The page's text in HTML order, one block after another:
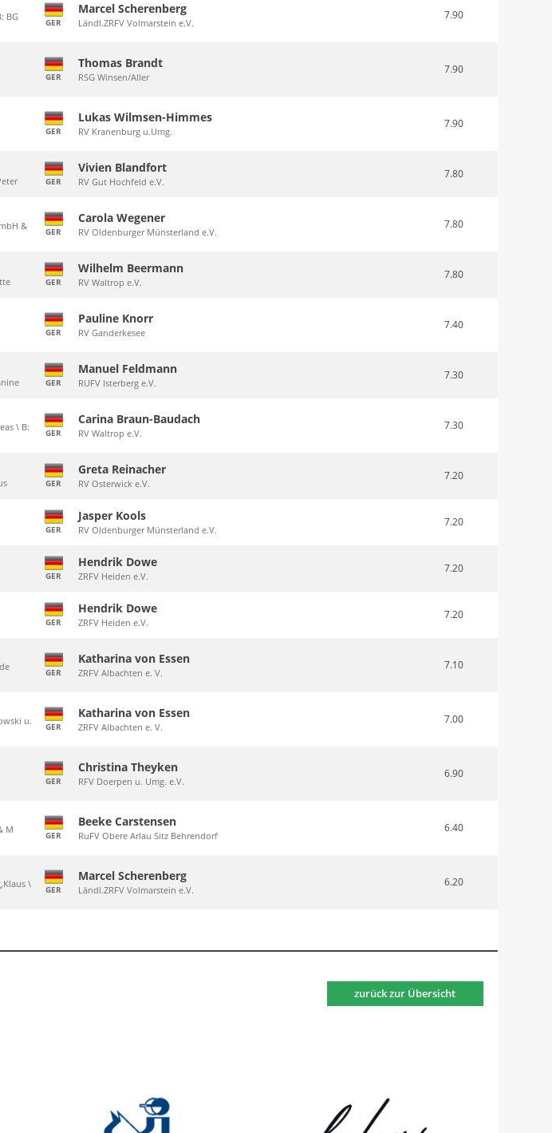
BG
GER
Marcel Scherenberg
Ländl.ZRFV Volmarstein e.V.
7.90
GER
Thomas Brandt
RSG Winsen/Aller
7.90
GER
Lukas Wilmsen-Himmes
RV Kranenburg u.Umg.
7.90
GER
Vivien Blandfort
RV Gut Hochfeld e.V.
7.80
&
GER
Carola Wegener
RV Oldenburger Münsterland e.V.
7.80
GER
Wilhelm Beermann
RV Waltrop e.V.
7.80
GER
Pauline Knorr
RV Ganderkesee
7.40
GER
Manuel Feldmann
RUFV Isterberg e.V.
7.30
\ B:
GER
Carina Braun-Baudach
RV Waltrop e.V.
7.30
GER
Greta Reinacher
RV Osterwick e.V.
7.20
GER
Jasper Kools
RV Oldenburger Münsterland e.V.
7.20
GER
Hendrik Dowe
ZRFV Heiden e.V.
7.20
GER
Hendrik Dowe
ZRFV Heiden e.V.
7.20
GER
Katharina von Essen
ZRFV Albachten e. V.
7.10
u.
GER
Katharina von Essen
ZRFV Albachten e. V.
7.00
GER
Christina Theyken
RFV Doerpen u. Umg. e.V.
6.90
M
GER
Beeke Carstensen
RuFV Obere Arlau Sitz Behrendorf
6.40
\
GER
Marcel Scherenberg
Ländl.ZRFV Volmarstein e.V.
6.20
zurück zur Übersicht